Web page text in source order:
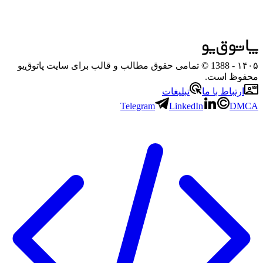
۱۴۰۵
- 1388 © تمامی حقوق مطالب و قالب برای سایت پاتوق‌یو
محفوظ است.
ارتباط با ما
تبلیغات
Telegram
LinkedIn DMCA